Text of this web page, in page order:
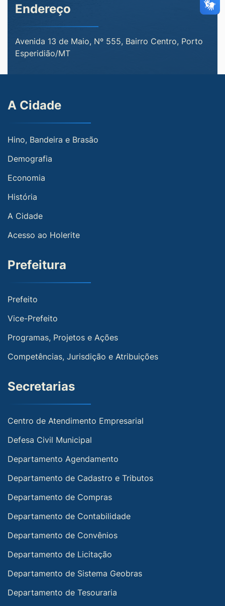
Endereço
Avenida 13 de Maio, Nº 555, Bairro Centro, Porto
Esperidião/MT
A Cidade
Hino, Bandeira e Brasão
Demografia
Economia
História
A Cidade
Acesso ao Holerite
Prefeitura
Prefeito
Vice-Prefeito
Programas, Projetos e Ações
Competências, Jurisdição e Atribuições
Secretarias
Centro de Atendimento Empresarial
Defesa Civil Municipal
Departamento Agendamento
Departamento de Cadastro e Tributos
Departamento de Compras
Departamento de Contabilidade
Departamento de Convênios
Departamento de Licitação
Departamento de Sistema Geobras
Departamento de Tesouraria